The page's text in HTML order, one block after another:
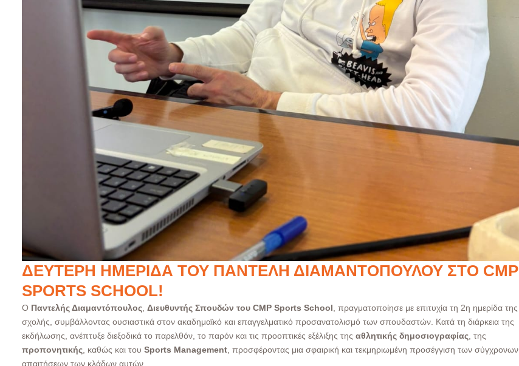
ΔΕΎΤΕΡΗ ΗΜΕΡΊΔΑ ΤΟΥ ΠΑΝΤΕΛΉ ΔΙΑΜΑΝΤΌΠΟΥΛΟΥ ΣΤΟ CMP
SPORTS SCHOOL!
Ο Παντελής Διαμαντόπουλος Διευθυντής Σπουδών του CMP Sports School , πραγματοποίησε με επιτυχία τη 2η ημερίδα της
σχολής, συμβάλλοντας ουσιαστικά στον ακαδημαϊκό και επαγγελματικό προσανατολισμό των σπουδαστών. Κατά τη διάρκεια της
εκδήλωσης, ανέπτυξε διεξοδικά το παρελθόν, το παρόν και τις προοπτικές εξέλιξης της αθλητικής δημοσιογραφίας , της
προπονητικής , καθώς και του Sports Management , προσφέροντας μια σφαιρική και τεκμηριωμένη προσέγγιση των σύγχρονων
απαιτήσεων των κλάδων αυτών.